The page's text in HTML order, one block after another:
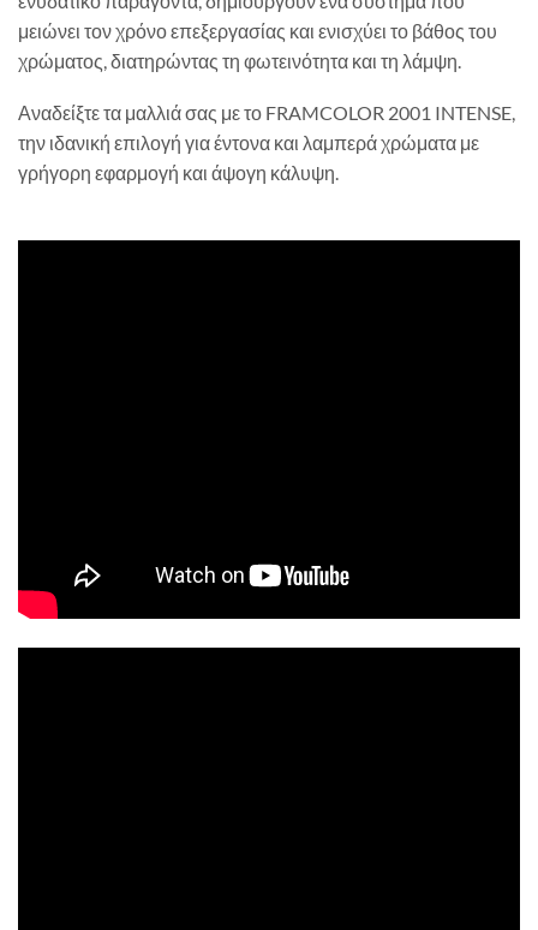
μειώνει τον χρόνο επεξεργασίας και ενισχύει το βάθος του
χρώματος, διατηρώντας τη φωτεινότητα και τη λάμψη.
Αναδείξτε τα μαλλιά σας με το FRAMCOLOR 2001 INTENSE,
την ιδανική επιλογή για έντονα και λαμπερά χρώματα με
γρήγορη εφαρμογή και άψογη κάλυψη.